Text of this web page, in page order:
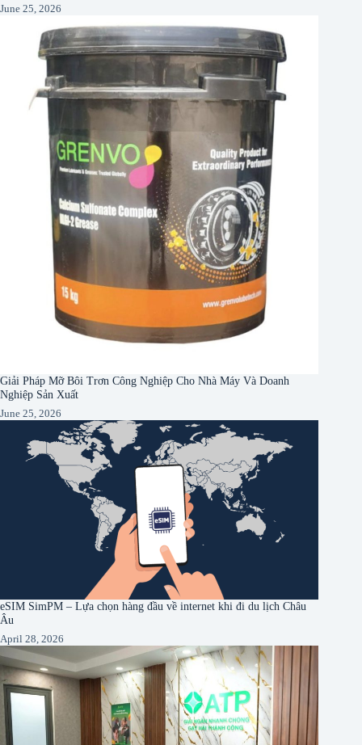
June 25, 2026
Giải Pháp Mỡ Bôi Trơn Công Nghiệp Cho Nhà Máy Và Doanh
Nghiệp Sản Xuất
June 25, 2026
eSIM SimPM – Lựa chọn hàng đầu về internet khi đi du lịch Châu
Âu
April 28, 2026